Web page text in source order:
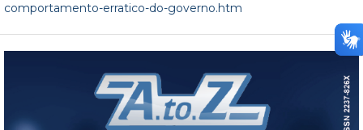
comportamento-erratico-do-governo.htm